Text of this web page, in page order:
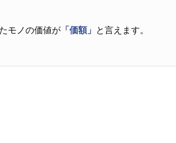
モノの価値が 「価額」 と言えます。